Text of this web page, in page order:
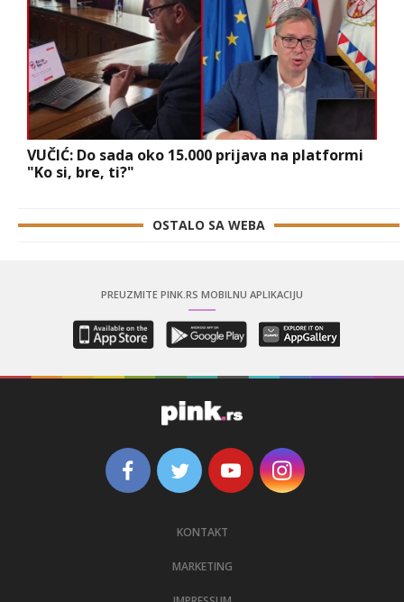
VUČIĆ: Do sada oko 15.000 prijava na platformi
"Ko si, bre, ti?"
OSTALO SA WEBA
PREUZMITE PINK.RS MOBILNU APLIKACIJU
KONTAKT
MARKETING